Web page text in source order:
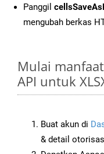
Panggil
mengubah berkas
Mulai
API untuk
Buat akun di
& detail